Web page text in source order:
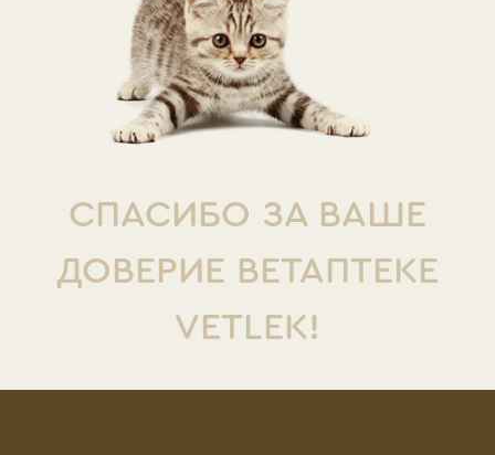
СПАСИБО ЗА ВАШЕ
ДОВЕРИЕ ВЕТАПТЕКЕ
VETLEK!